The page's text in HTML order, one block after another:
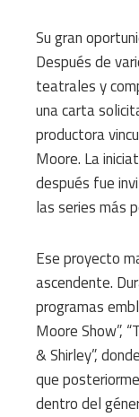
Su gran
Después de
teatrales y
una carta
productora
Moore. La
después fue
las series más
Ese proyecto
ascendente.
programas
Moore Show”,
& Shirley”,
que
dentro del